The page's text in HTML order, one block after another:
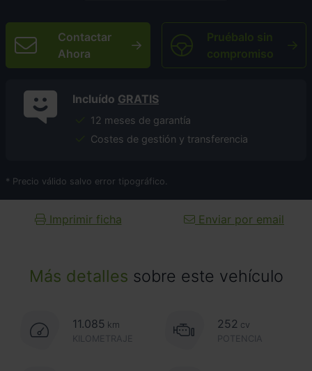
Más detalles sobre este vehículo
11.085 km
KILOMETRAJE
252 cv
POTENCIA
Contactar
Ahora
Pruébalo sin
compromiso
Incluído GRATIS
12 meses de garantía
Costes de gestión y transferencia
* Precio válido salvo error tipográfico.
Imprimir ficha Enviar por email